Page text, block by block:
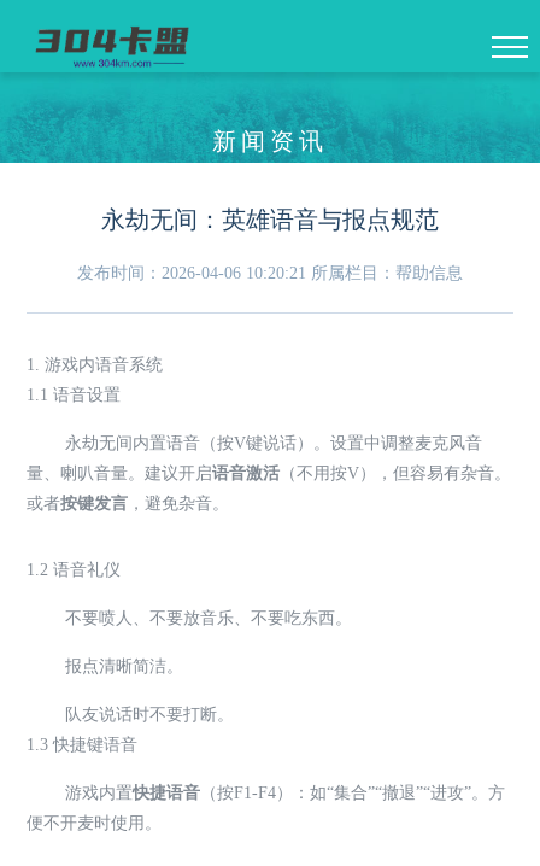
新闻资讯
永劫无间：英雄语音与报点规范
发布时间：2026-04-06 10:20:21 所属栏目：帮助信息
1. 游戏内语音系统
1.1 语音设置
永劫无间内置语音（按V键说话）。设置中调整麦克风音
量、喇叭音量。建议开启语音激活 （不用按V），但容易有杂音。
或者按键发言 ，避免杂音。
1.2 语音礼仪
不要喷人、不要放音乐、不要吃东西。
报点清晰简洁。
队友说话时不要打断。
1.3 快捷键语音
游戏内置快捷语音 （按F1-F4）：如“集合”“撤退”“进攻”。方
便不开麦时使用。